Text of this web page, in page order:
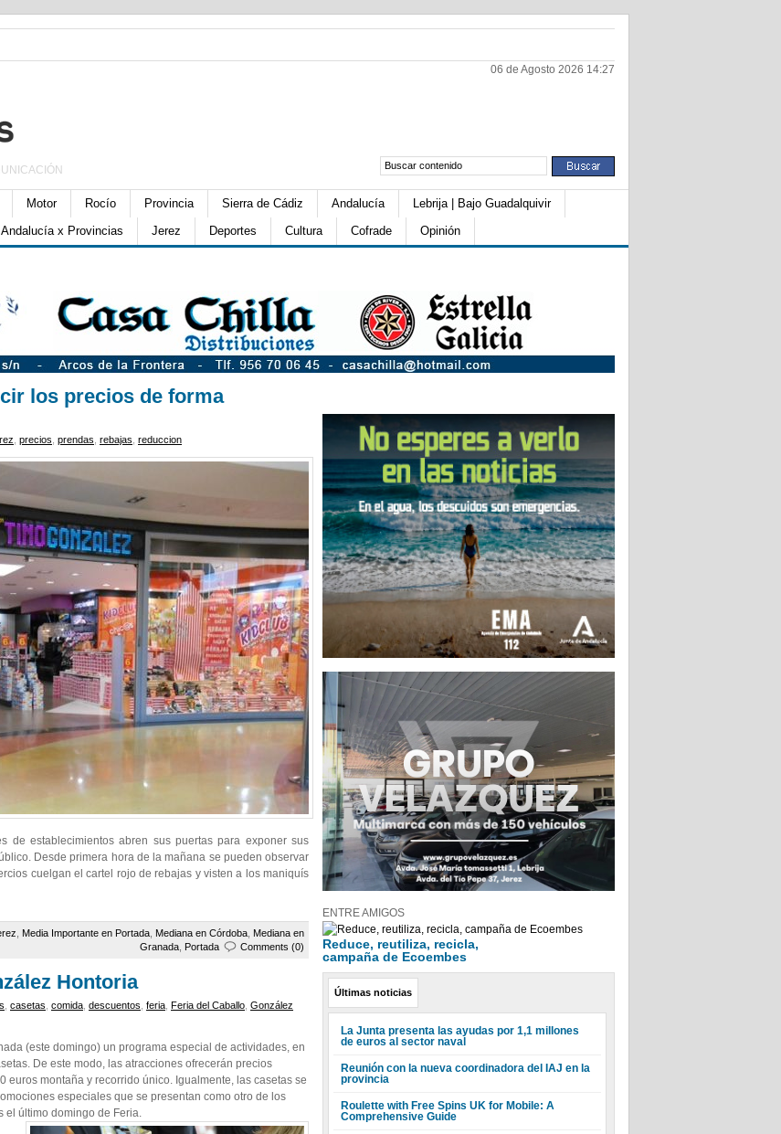
06 de Agosto 2026 14:27
Motor Rocío Provincia Sierra de Cádiz Andalucía
Lebrija | Bajo Guadalquivir
Andalucía x Provincias Jerez Deportes Cultura Cofrade Opinión
los precios de forma
precios prendas rebajas reduccion
de establecimientos abren sus puertas para exponer sus
Desde primera hora de la mañana se pueden observar
cuelgan el cartel rojo de rebajas y visten a los maniquís
Media Importante en Portada Mediana en Córdoba Mediana en
Granada Portada Comments (0)
Hontoria
casetas comida descuentos feria Feria del Caballo González
(este domingo) un programa especial de actividades, en
De este modo, las atracciones ofrecerán precios
montaña y recorrido único. Igualmente, las casetas se
especiales que se presentan como otro de los
el último domingo de Feria.
ENTRE AMIGOS
Reduce, reutiliza, recicla,
campaña de Ecoembes
Últimas noticias
La Junta presenta las ayudas por 1,1 millones
de euros al sector naval
Reunión con la nueva coordinadora del IAJ en la
provincia
Roulette with Free Spins UK for Mobile: A
Comprehensive Guide